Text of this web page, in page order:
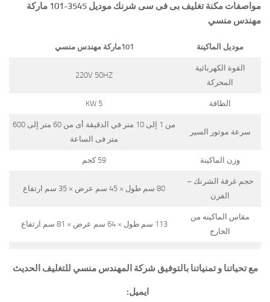
مواصفات مكنة تغليف بى فى سى شرنك
موديل 3545-101 ماركة
مهندس منسي
موديل الماكينة 101ماركة مهندس منسي
القوة الكهربائية
المحركة
220V 50HZ
الطاقة 5 KW
سرعة موتور السير
من 1 إلى 10 متر في الدقيقة أى من 60 متر إلى 600
متر فى الساعة
وزن الماكينة 59 كجم
حجم غرفة الشرنك –
الفرن
80 سم طول × 45 سم عرض × 35 سم ارتفاع
مقاس الماكينه من
الخارج
113 سم طول × 64 سم عرض × 81 سم ارتفاع
مع تحياتنا و تمنياتنا بالتوفيق شركة المهندس منسي للتغليف الحديث
ايميل: